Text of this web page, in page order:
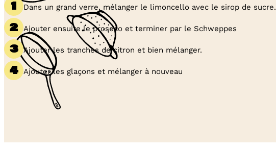
Dans un grand verre, mélanger le limoncello avec le sirop de sucre.
Ajouter ensuite le proseco et terminer par le Schweppes
Ajouter les tranches de citron et bien mélanger.
Ajouter les glaçons et mélanger à nouveau